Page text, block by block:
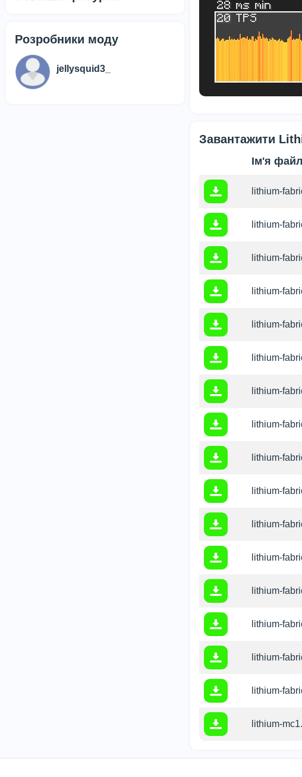
Розробники моду
jellysquid3_
Завантажити
Ім'я
lithium-
lithium-
lithium-
lithium-
lithium-
lithium-
lithium-
lithium-
lithium-
lithium-
lithium-
lithium-
lithium-
lithium-
lithium-
lithium-
lithium-